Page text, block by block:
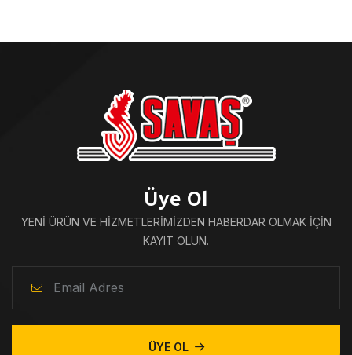
Üye Ol
YENI ÜRÜN VE HIZMETLERIMIZDEN HABERDAR OLMAK IÇIN
KAYIT OLUN.
ÜYE OL